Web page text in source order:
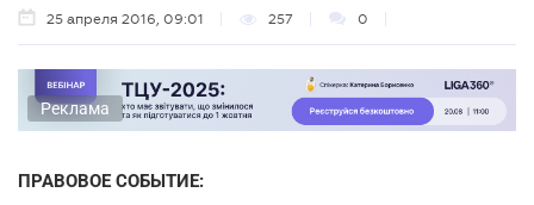
25 апреля 2016, 09:01 257 0
Реклама
ПРАВОВОЕ СОБЫТИЕ: